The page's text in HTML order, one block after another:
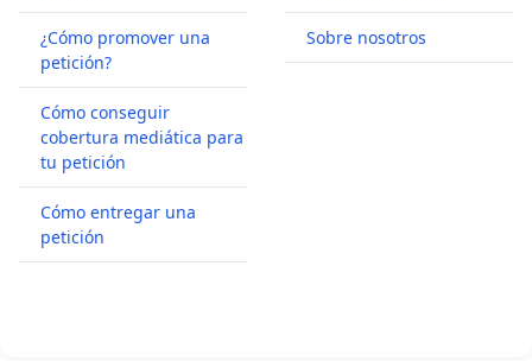
¿Cómo promover una
petición?
Cómo conseguir
cobertura mediática para
tu petición
Cómo entregar una
petición
Sobre nosotros